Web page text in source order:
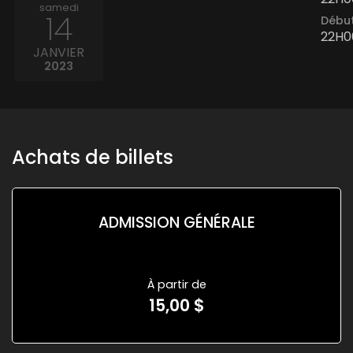
samedi
14
JANVIER
2023
Achats de billets
ADMISSION GÉNÉRALE
À partir de
15,00 $